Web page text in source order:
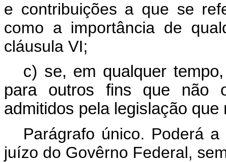
e contribuições a que se
como a importância de
cláusula VI;
c) se, em qualquer
para outros fins que não
admitidos pela legislação que
Parágrafo único. Poderá
juízo do Govêrno Federal,